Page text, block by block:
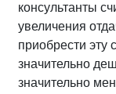
консультанты
увеличения
приобрести эту
значительно
значительно